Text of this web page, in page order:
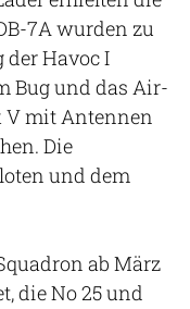
7A wurden zu
der Havoc I
Bug und das Air-
V mit Antennen
Die
und dem
ab März
die No 25 und